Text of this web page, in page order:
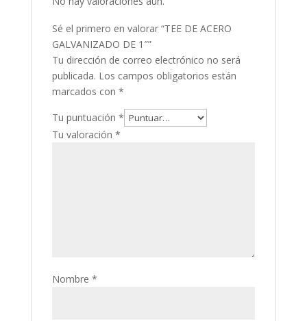
Sé el primero en valorar “TEE DE ACERO
GALVANIZADO DE 1″”
Tu dirección de correo electrónico no será
publicada. Los campos obligatorios están
marcados con *
Tu puntuación *
Tu valoración *
Nombre *